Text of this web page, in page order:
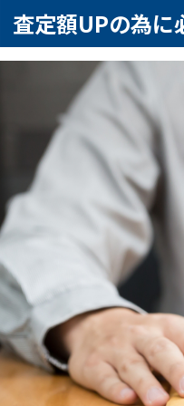
査定額UPの為に